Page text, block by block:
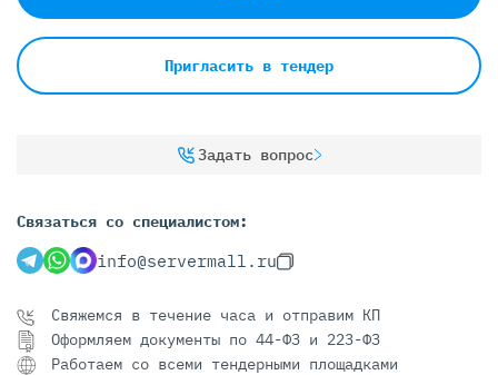
Пригласить в тендер
Задать вопрос
Связаться со специалистом:
info@servermall.ru
Свяжемся в течение часа и отправим КП
Оформляем документы по 44-ФЗ и 223-ФЗ
Работаем со всеми тендерными площадками